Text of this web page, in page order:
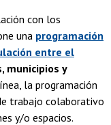
con los
una programación
entre el
municipios y
la programación
trabajo colaborativo
y/o espacios.